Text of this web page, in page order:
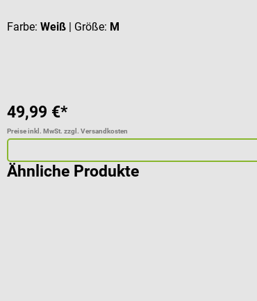
Farbe: Weiß | Größe: M
49,99 €*
Preise inkl. MwSt. zzgl. Versandkosten
Ähnliche Produkte